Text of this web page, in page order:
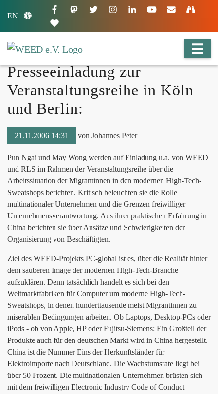
EN
Presseeinladung zur
Veranstaltungsreihe in Köln
und Berlin:
21.11.2006 14:31 von Johannes Peter
Pun Ngai und May Wong werden auf Einladung u.a. von WEED
und RLS im Rahmen der Veranstaltungsreihe über die
Arbeitssituation der Migrantinnen in den modernen High-Tech-
Sweatshops berichten. Kritisch beleuchten sie die Rolle
multinationaler Unternehmen und die Grenzen freiwilliger
Unternehmensverantwortung. Aus ihrer praktischen Erfahrung in
China berichten sie über Ansätze und Schwierigkeiten der
Organisierung von Beschäftigten.
Ziel des WEED-Projekts PC-global ist es, über die Realität hinter
dem sauberen Image der modernen High-Tech-Branche
aufzuklären. Denn tatsächlich handelt es sich bei den
Weltmarktfabriken für Computer um moderne High-Tech-
Sweatshops, in denen hunderttausende meist Migrantinnen zu
miserablen Bedingungen arbeiten. Ob Laptops, Desktop-PCs oder
iPods - ob von Apple, HP oder Fujitsu-Siemens: Ein Großteil der
Produkte auch für den deutschen Markt wird in China hergestellt.
China ist die Nummer Eins der Herkunftsländer für
Elektroimporte nach Deutschland. Die Wachstumsrate liegt bei
über 50 Prozent. Die multinationalen Unternehmen brüsten sich
mit dem freiwilligen Electronic Industry Code of Conduct